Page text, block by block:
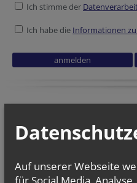
Ich stimme der
Ich habe die Informationen
Auf unserer Webseite
für Social Media,